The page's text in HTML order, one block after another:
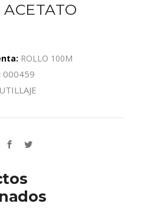
ROLLO 100M
000459
UTILLAJE